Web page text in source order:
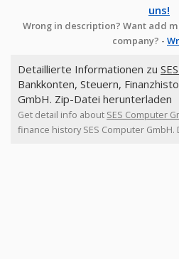
uns!
Wrong in description? Want add
company? -
Detaillierte Informationen zu
Bankkonten, Steuern,
GmbH. Zip-Datei herunterladen
Get detail info about SES Computer
finance history SES Computer